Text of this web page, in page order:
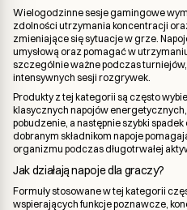
Wielogodzinne sesje gamingowe
zdolności utrzymania koncentracji
zmieniające się sytuacje w grze.
umysłową oraz pomagać w
szczególnie ważne podczas
intensywnych sesji rozgrywek.
Produkty z tej kategorii są często
klasycznych napojów
pobudzenie, a następnie szybki
dobranym składnikom napoje
organizmu podczas długotrwałej
Jak działają napoje dla graczy?
Formuły stosowane w tej kategorii
wspierających funkcje poznawcze,